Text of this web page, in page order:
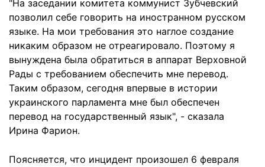
"На заседании комитета коммунист Зубчевский
позволил себе говорить на иностранном русском
языке. На мои требования это наглое создание
никаким образом не отреагировало. Поэтому я
вынуждена была обратиться в аппарат Верховной
Рады с требованием обеспечить мне перевод.
Таким образом, сегодня впервые в истории
украинского парламента мне был обеспечен
перевод на государственный язык", - сказала
Ирина Фарион.
Поясняется, что инцидент произошел 6 февраля